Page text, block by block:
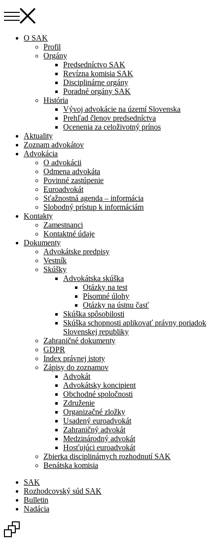
O SAK
Profil
Orgány
Predsedníctvo SAK
Revízna komisia SAK
Disciplinárne orgány
Poradné orgány SAK
História
Vývoj advokácie na území Slovenska
Prehľad členov predsedníctva
Ocenenia za celoživotný prínos
Aktuality
Zoznam advokátov
Advokácia
O advokácii
Odmena advokáta
Povinné zastúpenie
Euroadvokát
Sťažnostná agenda – informácia
Slobodný prístup k informáciám
Kontakty
Zamestnanci
Kontaktné údaje
Dokumenty
Advokátske predpisy
Vestník
Skúšky
Advokátska skúška
Otázky na test
Písomné úlohy
Otázky na ústnu časť
Skúška spôsobilosti
Skúška schopnosti aplikovať právny poriadok
Slovenskej republiky
Zahraničné dokumenty
GDPR
Index právnej istoty
Zápisy do zoznamov
Advokát
Advokátsky koncipient
Obchodné spoločnosti
Združenie
Organizačné zložky
Usadený euroadvokát
Zahraničný advokát
Medzinárodný advokát
Hosťujúci euroadvokát
Zbierka disciplinárnych rozhodnutí SAK
Benátska komisia
SAK
Rozhodcovský súd SAK
Bulletin
Nadácia